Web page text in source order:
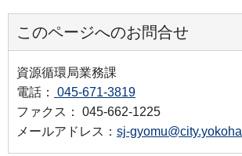
このページへのお問合せ
資源循環局業務課
電話：
045-671-3819
ファクス： 045-662-1225
メールアドレス： sj-